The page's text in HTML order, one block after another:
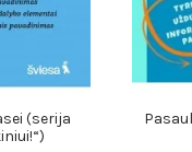
(serija